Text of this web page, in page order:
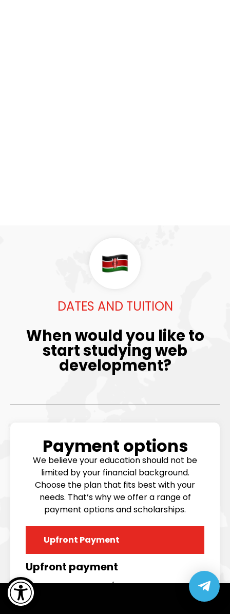
Open toolbar
DATES AND TUITION
When would you like to
start studying web
development?
Payment options
We believe your education should not be
limited by your financial background.
Choose the plan that fits best with your
needs. That’s why we offer a range of
payment options and scholarships.
Upfront Payment
Upfront payment
as low as 2000 nis/month